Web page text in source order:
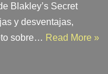
Blakley’s Secret
y desventajas,
sobre… Read More »